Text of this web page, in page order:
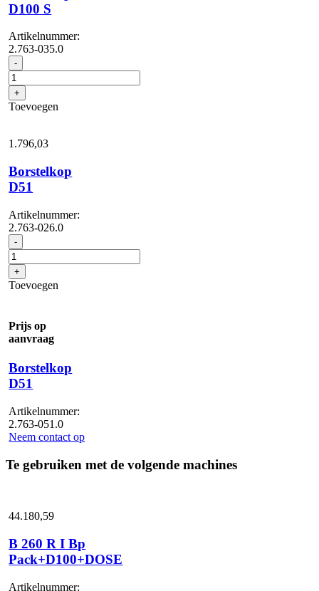
D100 S
Artikelnummer:
2.763-035.0
- Borstelkop
D100
S
aantal
+
Toevoegen
1.796,03
Borstelkop
D51
Artikelnummer:
2.763-026.0
- Borstelkop
D51
aantal
+
Toevoegen
Prijs op
aanvraag
Borstelkop
D51
Artikelnummer:
2.763-051.0
Neem contact op
Te gebruiken met de volgende machines
44.180,59
B 260 R I Bp
Pack+D100+DOSE
Artikelnummer: